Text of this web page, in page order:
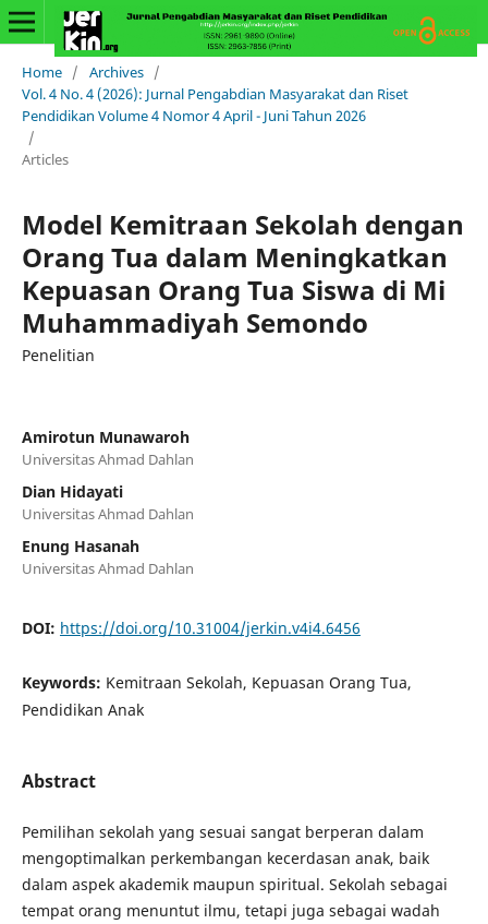
Home / Archives /
Vol. 4 No. 4 (2026): Jurnal Pengabdian Masyarakat dan Riset
Pendidikan Volume 4 Nomor 4 April - Juni Tahun 2026
/
Articles
Model Kemitraan Sekolah dengan
Orang Tua dalam Meningkatkan
Kepuasan Orang Tua Siswa di Mi
Muhammadiyah Semondo
Penelitian
Amirotun Munawaroh
Universitas Ahmad Dahlan
Dian Hidayati
Universitas Ahmad Dahlan
Enung Hasanah
Universitas Ahmad Dahlan
DOI: https://doi.org/10.31004/jerkin.v4i4.6456
Keywords: Kemitraan Sekolah, Kepuasan Orang Tua,
Pendidikan Anak
Abstract
Pemilihan sekolah yang sesuai sangat berperan dalam
mengoptimalkan perkembangan kecerdasan anak, baik
dalam aspek akademik maupun spiritual. Sekolah sebagai
tempat orang menuntut ilmu, tetapi juga sebagai wadah